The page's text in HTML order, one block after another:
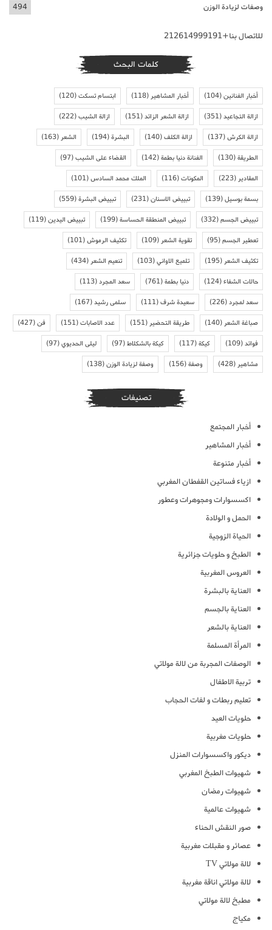
وصفات لزيادة الوزن 494
للاتصال بنا+212614999191
كلمات البحث
أخبار الفنانين(104) أخبار المشاهير(118) ابتسام تسكت(120)
ازالة التجاعيد(351) ازالة الشعر الزائد(151) ازالة الشيب(222)
ازالة الكرش(137) ازالة الكلف(140) البشرة(194) الشعر(163)
الطريقة(130) الفنانة دنيا بطمة(142) القضاء على الشيب(97)
المقادير(223) المكونات(116) الملك محمد السادس(101)
بسمة بوسيل(139) تبييض الاسنان(231) تبييض البشرة(559)
تبييض الجسم(332) تبييض المنطقة الحساسة(199) تبييض اليدين(119)
تعطير الجسم(95) تقوية الشعر(109) تكثيف الرموش(101)
تكثيف الشعر(195) تلميع الاواني(103) تنعيم الشعر(434)
حالات الشفاء(124) دنيا بطمة(761) سعد المجرد(113)
سعد لمجرد(226) سعيدة شرف(111) سلمى رشيد(167)
صباغة الشعر(140) طريقة التحضير(151) عدد الاصابات(151) فن(427)
فوائد(109) كيكة(117) كيكة بالشكلاط(97) ليلى الحديوي(97)
مشاهير(428) وصفة(156) وصفة لزيادة الوزن(138)
تصنيفات
أخبار المجتمع
أخبار المشاهير
أخبار متنوعة
ازياء فساتين القفطان المغربي
اكسسوارات ومجوهرات وعطور
الحمل و الولادة
الحياة الزوجية
الطبخ و حلويات جزائرية
العروس المغربية
العناية بالبشرة
العناية بالجسم
العناية بالشعر
المرأة المسلمة
الوصفات المجربة من لالة مولاتي
تربية الاطفال
تعليم ربطات و لفات الحجاب
حلويات العيد
حلويات مغربية
ديكور واكسسوارات المنزل
شهيوات الطبخ المغربي
شهيوات رمضان
شهيوات عالمية
صور النقش الحناء
عصائر و مقبلات مغربية
لالة مولاتي TV
لالة مولاتي اناقة مغربية
مطبخ لالة مولاتي
مكياج